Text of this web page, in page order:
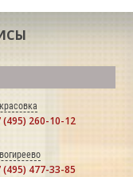
(495) 260-10-12
(495) 477-33-85